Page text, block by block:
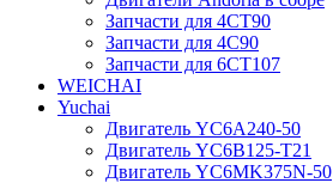
Запчасти для 4CT90
Запчасти для 4С90
Запчасти для 6CT107
WEICHAI
Yuchai
Двигатель YC6A240-50
Двигатель YC6B125-T21
Двигатель YC6MK375N-50